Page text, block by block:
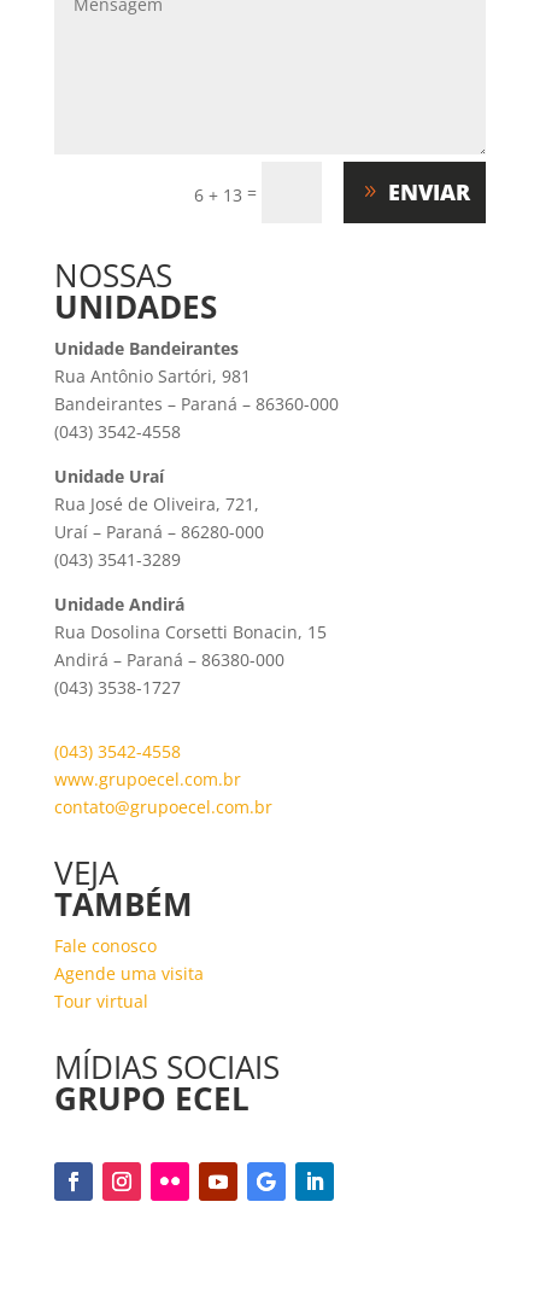
6 + 13 = ENVIAR
NOSSAS
UNIDADES
Unidade Bandeirantes
Rua Antônio Sartóri, 981
Bandeirantes – Paraná – 86360-000
(043) 3542-4558
Unidade Uraí
Rua José de Oliveira, 721,
Uraí – Paraná – 86280-000
(043) 3541-3289
Unidade Andirá
Rua Dosolina Corsetti Bonacin, 15
Andirá – Paraná – 86380-000
(043) 3538-1727
(043) 3542-4558
www.grupoecel.com.br
contato@grupoecel.com.br
VEJA
TAMBÉM
Fale conosco
Agende uma visita
Tour virtual
MÍDIAS SOCIAIS
GRUPO ECEL